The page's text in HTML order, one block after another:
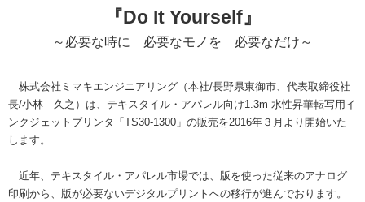
『Do It Yourself』
～必要な時に 必要なモノを 必要なだけ～
株式会社ミマキエンジニアリング（本社/長野県東御市、代表取締役社
長/小林 久之）は、テキスタイル・アパレル向け1.3m 水性昇華転写用イ
ンクジェットプリンタ「TS30-1300」の販売を2016年３月より開始いた
します。
近年、テキスタイル・アパレル市場では、版を使った従来のアナログ
印刷から、版が必要ないデジタルプリントへの移行が進んでおります。